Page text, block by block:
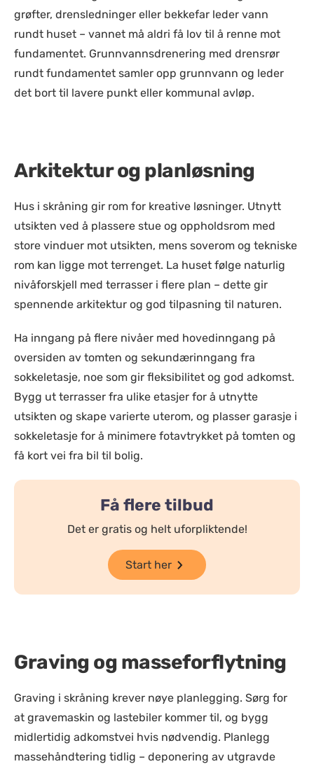
grøfter, drensledninger eller bekkefar leder vann
rundt huset – vannet må aldri få lov til å renne mot
fundamentet. Grunnvannsdrenering med drensrør
rundt fundamentet samler opp grunnvann og leder
det bort til lavere punkt eller kommunal avløp.
Arkitektur og planløsning
Hus i skråning gir rom for kreative løsninger. Utnytt
utsikten ved å plassere stue og oppholdsrom med
store vinduer mot utsikten, mens soverom og tekniske
rom kan ligge mot terrenget. La huset følge naturlig
nivåforskjell med terrasser i flere plan – dette gir
spennende arkitektur og god tilpasning til naturen.
Ha inngang på flere nivåer med hovedinngang på
oversiden av tomten og sekundærinngang fra
sokkeletasje, noe som gir fleksibilitet og god adkomst.
Bygg ut terrasser fra ulike etasjer for å utnytte
utsikten og skape varierte uterom, og plasser garasje i
sokkeletasje for å minimere fotavtrykket på tomten og
få kort vei fra bil til bolig.
Få flere tilbud
Det er gratis og helt uforpliktende!
Start her
Graving og masseforflytning
Graving i skråning krever nøye planlegging. Sørg for
at gravemaskin og lastebiler kommer til, og bygg
midlertidig adkomstvei hvis nødvendig. Planlegg
massehåndtering tidlig – deponering av utgravde